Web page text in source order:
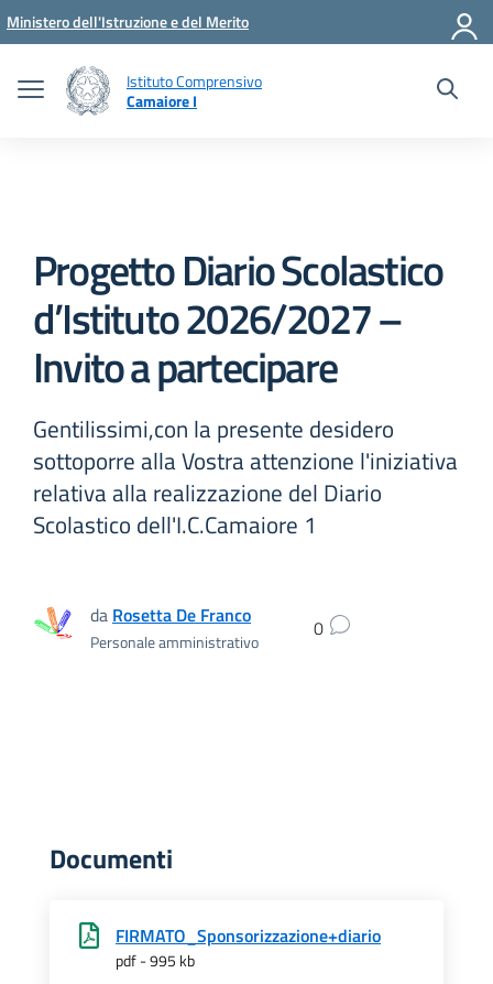
Vai ai contenuti
Vai al menu di navigazione
Vai al footer
Ministero dell'Istruzione e del Merito
Istituto Comprensivo
Camaiore I
Progetto Diario Scolastico
d’Istituto 2026/2027 –
Invito a partecipare
Gentilissimi,con la presente desidero
sottoporre alla Vostra attenzione l'iniziativa
relativa alla realizzazione del Diario
Scolastico dell'I.C.Camaiore 1
da Rosetta De Franco
Personale amministrativo 0
Documenti
FIRMATO_Sponsorizzazione+diario
pdf - 995 kb